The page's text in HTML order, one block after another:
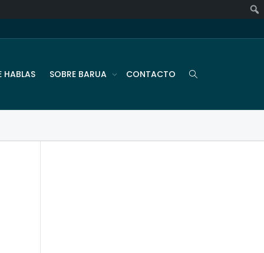
HABLAS SOBRE BARUA CONTACTO